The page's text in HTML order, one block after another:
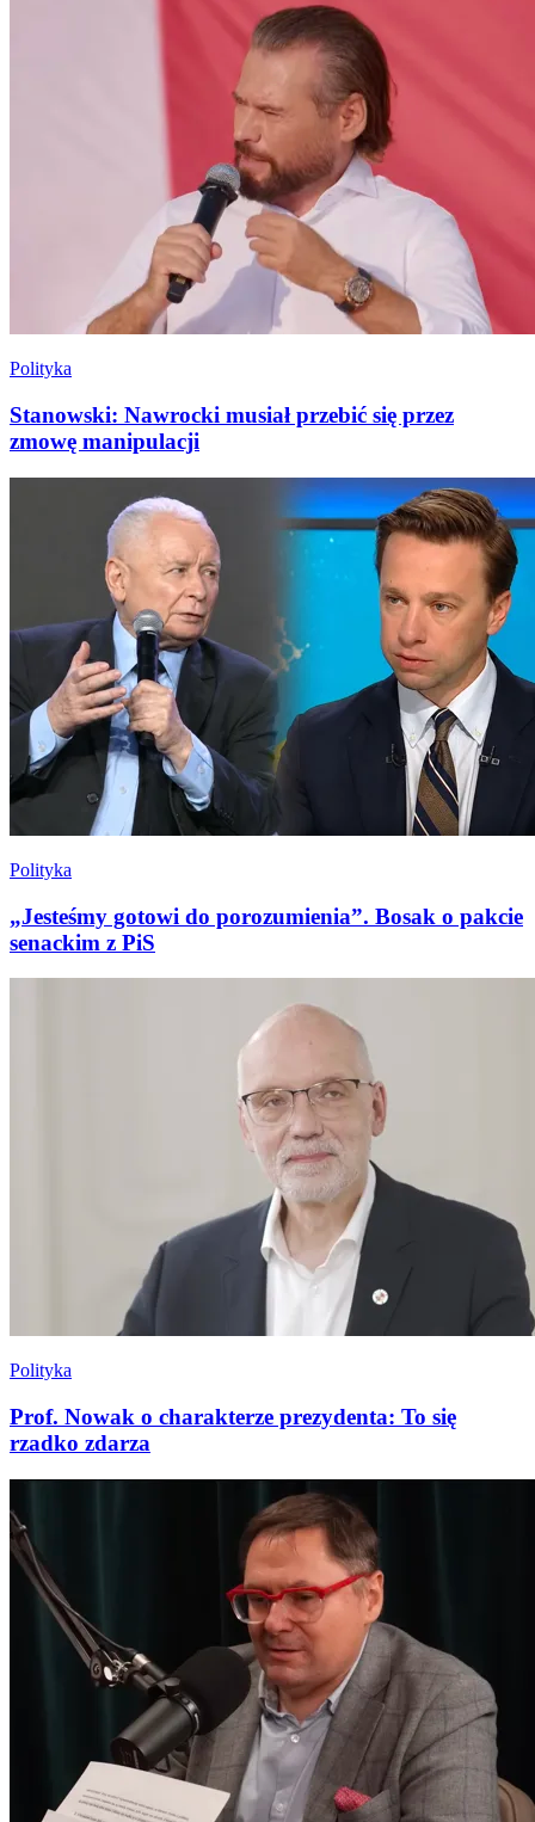
Polityka
Stanowski: Nawrocki musiał przebić się przez
zmowę manipulacji
Polityka
„Jesteśmy gotowi do porozumienia”. Bosak o pakcie
senackim z PiS
Polityka
Prof. Nowak o charakterze prezydenta: To się
rzadko zdarza